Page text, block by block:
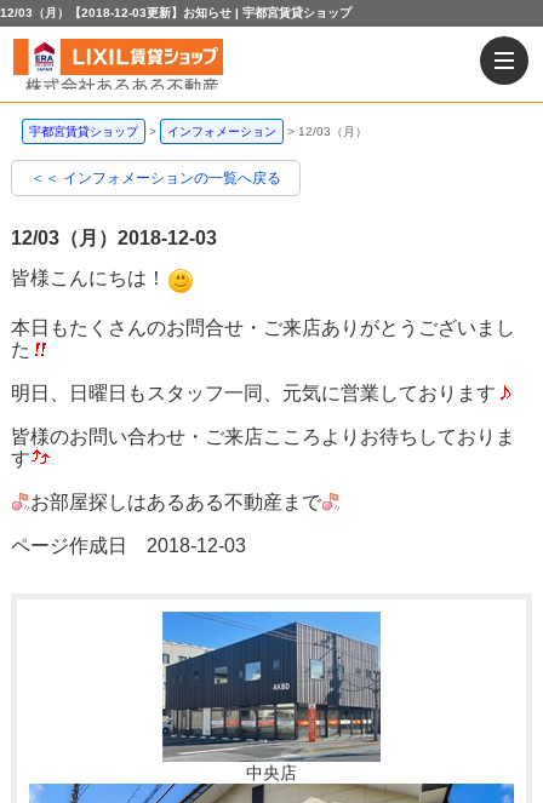
12/03（月）【2018-12-03更新】お知らせ | 宇都宮賃貸ショップ
宇都宮賃貸ショップ インフォメーション 12/03（月）
＜＜ インフォメーションの一覧へ戻る
12/03（月） 2018-12-03
皆様こんにちは！
本日もたくさんのお問合せ・ご来店ありがとうございまし
た
明日、日曜日もスタッフ一同、元気に営業しております
皆様のお問い合わせ・ご来店こころよりお待ちしておりま
す
お部屋探しはあるある不動産まで
ページ作成日 2018-12-03
中央店